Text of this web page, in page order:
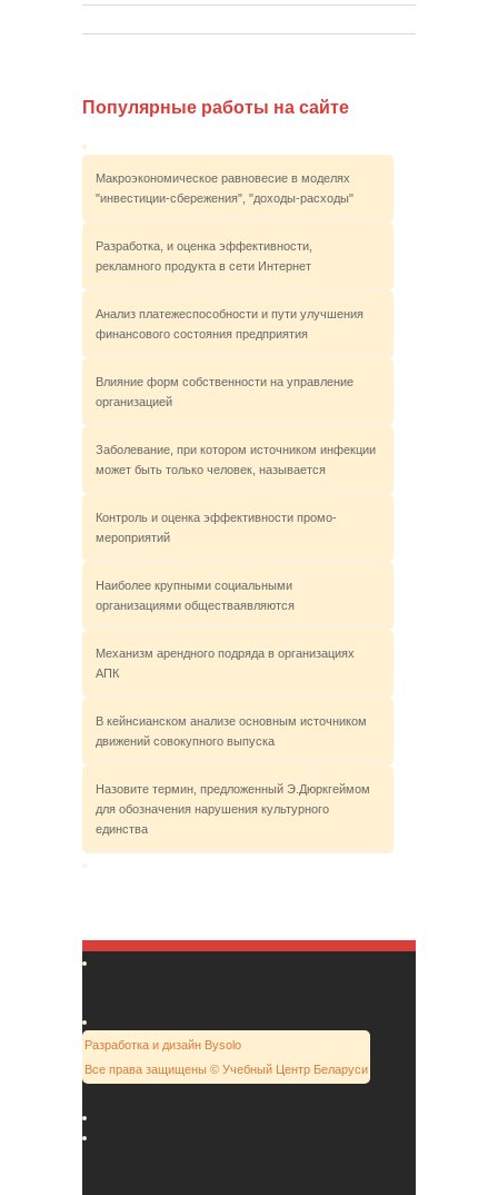
Популярные работы на сайте
Макроэкономическое равновесие в моделях
"инвестиции-сбережения", "доходы-расходы"
Разработка, и оценка эффективности,
рекламного продукта в сети Интернет
Анализ платежеспособности и пути улучшения
финансового состояния предприятия
Влияние форм собственности на управление
организацией
Заболевание, при котором источником инфекции
может быть только человек, называется
Контроль и оценка эффективности промо-
мероприятий
Наиболее крупными социальными
организациями обществаявляются
Механизм арендного подряда в организациях
АПК
В кейнсианском анализе основным источником
движений совокупного выпуска
Назовите термин, предложенный Э.Дюркгеймом
для обозначения нарушения культурного
единства
Разработка и дизайн Bysolo
Все права защищены © Учебный Центр Беларуси